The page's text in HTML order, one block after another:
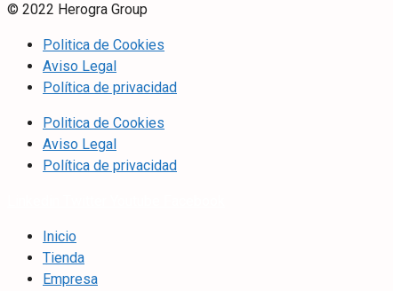
© 2022 Herogra Group
Politica de Cookies
Aviso Legal
Política de privacidad
Politica de Cookies
Aviso Legal
Política de privacidad
Inicio
Tienda
Empresa